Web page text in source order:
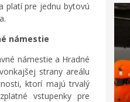
platí pre jednu bytovú
námestie
námestie a Hradné
strany areálu
ktorí majú trvalý
vstupenky pre